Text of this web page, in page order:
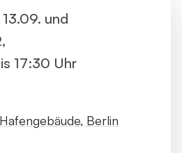
und
17:30 Uhr
Berlin